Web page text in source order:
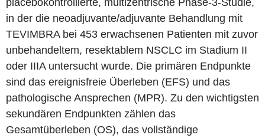
placebokontrollierte, multizentrische Phase-3-Studie,
in der die neoadjuvante/adjuvante Behandlung mit
TEVIMBRA bei 453 erwachsenen Patienten mit zuvor
unbehandeltem, resektablem NSCLC im Stadium II
oder IIIA untersucht wurde. Die primären Endpunkte
sind das ereignisfreie Überleben (EFS) und das
pathologische Ansprechen (MPR). Zu den wichtigsten
sekundären Endpunkten zählen das
Gesamtüberleben (OS), das vollständige